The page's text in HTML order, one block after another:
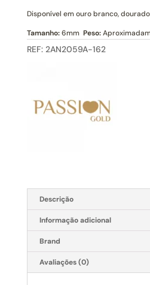
Disponível em ouro branco,
Tamanho:6mm Peso:
REF: 2AN2059A-162
Descrição
Informação adicional
Brand
Avaliações (0)